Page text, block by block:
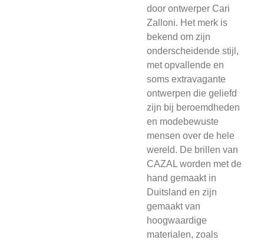
door ontwerper Cari
Zalloni. Het merk is
bekend om zijn
onderscheidende stijl,
met opvallende en
soms extravagante
ontwerpen die geliefd
zijn bij beroemdheden
en modebewuste
mensen over de hele
wereld. De brillen van
CAZAL worden met de
hand gemaakt in
Duitsland en zijn
gemaakt van
hoogwaardige
materialen, zoals